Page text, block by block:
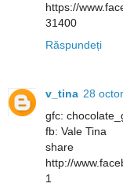
https://
31400
Răspundeți
v_tina 28
gfc:
fb: Vale Tina
share
http://
1